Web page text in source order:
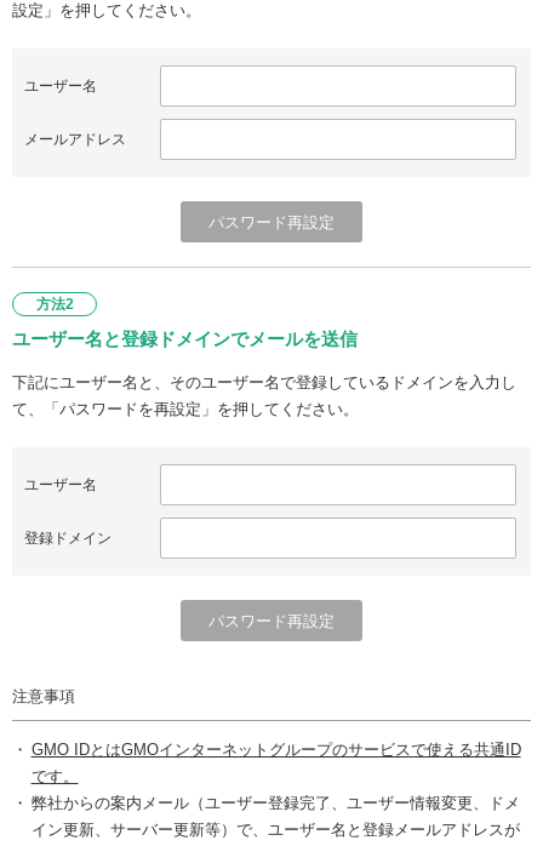
設定」を押してください。
ユーザー名
メールアドレス
方法2
ユーザー名と登録ドメインでメールを送信
下記にユーザー名と、そのユーザー名で登録しているドメインを入力し
て、「パスワードを再設定」を押してください。
ユーザー名
登録ドメイン
注意事項
GMO IDとはGMOインターネットグループのサービスで使える共通ID
です。
弊社からの案内メール（ユーザー登録完了、ユーザー情報変更、ドメ
イン更新、サーバー更新等）で、ユーザー名と登録メールアドレスが